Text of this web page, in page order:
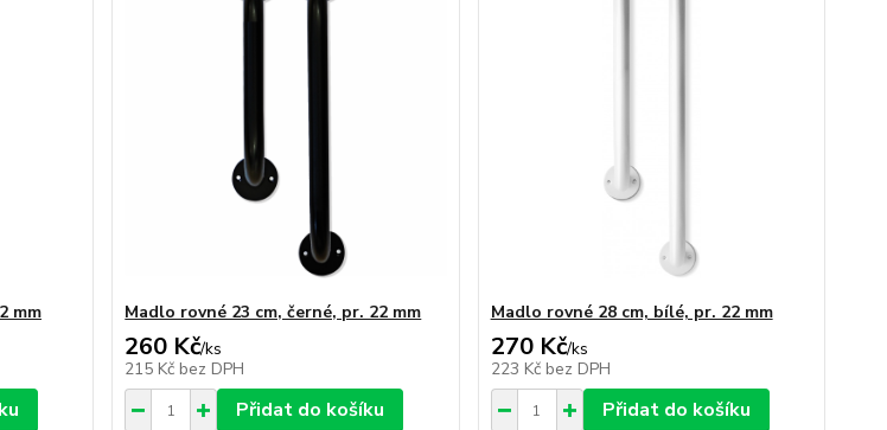
mm Madlo rovné 23 cm, černé, pr. 22 mm
260 Kč/ks
215 Kč bez DPH
Přidat do košíku
Madlo rovné 28 cm, bílé, pr. 22 mm
270 Kč/ks
223 Kč bez DPH
Přidat do košíku